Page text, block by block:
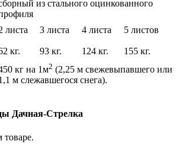
из стального оцинкованного
листа 3 листа 4 листа
5 листов
кг. 93 кг. 124 кг.
155 кг.
кг на 1м2 (2,25 м свежевыпавшего или
м слежавшегося снега).
Дачная-Стрелка
товаре.